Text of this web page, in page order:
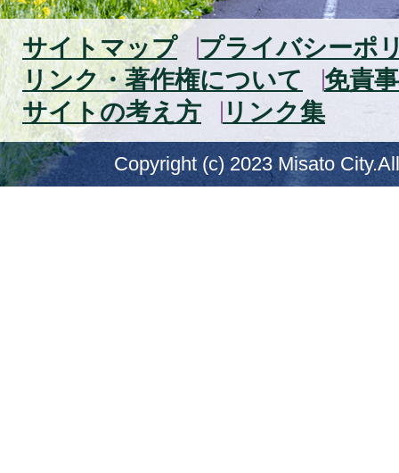
サイトマップ
プライバシーポ
リンク・著作権について
免責
サイトの考え方
リンク集
Copyright (c) 2023 Misato